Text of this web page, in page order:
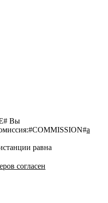
Вы
#COMMISSION#a
равна
согласен